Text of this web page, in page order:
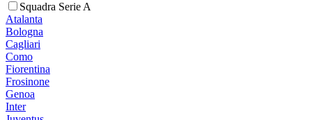
Squadra Serie A
Atalanta
Bologna
Cagliari
Como
Fiorentina
Frosinone
Genoa
Inter